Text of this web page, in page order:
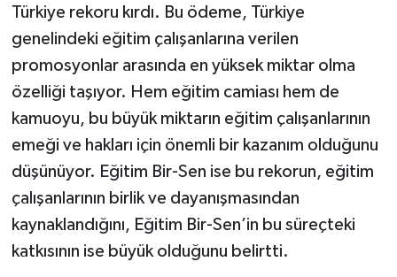
Türkiye rekoru kırdı. Bu ödeme, Türkiye
genelindeki eğitim çalışanlarına verilen
promosyonlar arasında en yüksek miktar olma
özelliği taşıyor. Hem eğitim camiası hem de
kamuoyu, bu büyük miktarın eğitim çalışanlarının
emeği ve hakları için önemli bir kazanım olduğunu
düşünüyor. Eğitim Bir-Sen ise bu rekorun, eğitim
çalışanlarının birlik ve dayanışmasından
kaynaklandığını, Eğitim Bir-Sen’in bu süreçteki
katkısının ise büyük olduğunu belirtti.